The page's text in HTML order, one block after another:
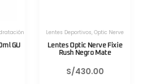
,
pro
Herramientas,
Válvula CNC TLR Valve pro
S/130.00